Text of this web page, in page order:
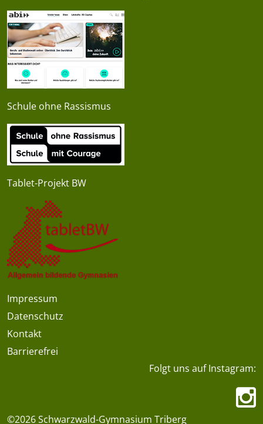
Schule ohne Rassismus
Tablet-Projekt BW
Impressum
Datenschutz
Kontakt
Barrierefrei
Folgt uns auf Instagram:
©2026 Schwarzwald-Gymnasium Triberg